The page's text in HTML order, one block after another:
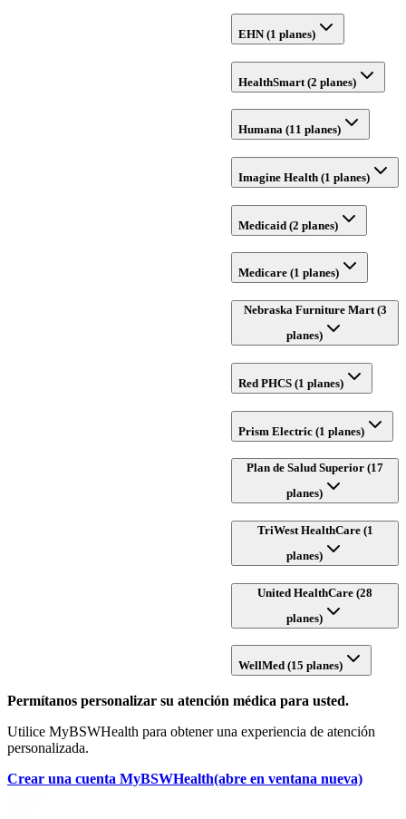
EHN (1 planes)
HealthSmart (2 planes)
Humana (11 planes)
Imagine Health (1 planes)
Medicaid (2 planes)
Medicare (1 planes)
Nebraska Furniture Mart (3
planes)
Red PHCS (1 planes)
Prism Electric (1 planes)
Plan de Salud Superior (17
planes)
TriWest HealthCare (1
planes)
United HealthCare (28
planes)
WellMed (15 planes)
Permítanos personalizar su atención médica para usted.
Utilice MyBSWHealth para obtener una experiencia de atención
personalizada.
Crear una cuenta MyBSWHealth(abre en ventana nueva)